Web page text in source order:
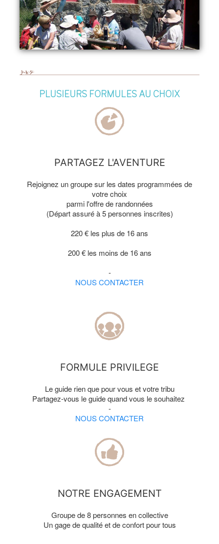
PLUSIEURS FORMULES AU CHOIX
PARTAGEZ L'AVENTURE
Rejoignez un groupe sur les dates programmées de
votre choix
parmi l'offre de randonnées
(Départ assuré à 5 personnes inscrites)
220 € les plus de 16 ans
200 € les moins de 16 ans
-
NOUS CONTACTER
FORMULE PRIVILEGE
Le guide rien que pour vous et votre tribu
Partagez-vous le guide quand vous le souhaitez
-
NOUS CONTACTER
NOTRE ENGAGEMENT
Groupe de 8 personnes en collective
Un gage de qualité et de confort pour tous